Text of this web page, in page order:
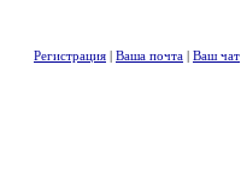
Регистрация | Ваша почта | Ваш чат